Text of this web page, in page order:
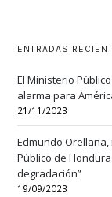
ENTRADAS
El Ministerio
alarma para
21/11/2023
Edmundo Orellana,
Público de
degradación”
19/09/2023